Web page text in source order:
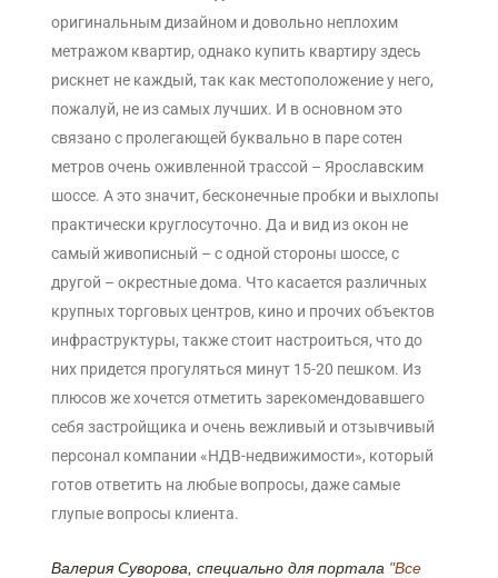
оригинальным дизайном и довольно неплохим
метражом квартир, однако купить квартиру здесь
рискнет не каждый, так как местоположение у него,
пожалуй, не из самых лучших. И в основном это
связано с пролегающей буквально в паре сотен
метров очень оживленной трассой – Ярославским
шоссе. А это значит, бесконечные пробки и выхлопы
практически круглосуточно. Да и вид из окон не
самый живописный – с одной стороны шоссе, с
другой – окрестные дома. Что касается различных
крупных торговых центров, кино и прочих объектов
инфраструктуры, также стоит настроиться, что до
них придется прогуляться минут 15-20 пешком. Из
плюсов же хочется отметить зарекомендовавшего
себя застройщика и очень вежливый и отзывчивый
персонал компании «НДВ-недвижимости», который
готов ответить на любые вопросы, даже самые
глупые вопросы клиента.
Валерия Суворова, специально для портала "Все